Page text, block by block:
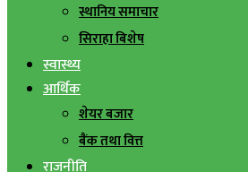
स्थानिय समाचार
सिराहा बिशेष
स्वास्थ्य
आर्थिक
शेयर बजार
बैंक तथा वित्त
राजनीति